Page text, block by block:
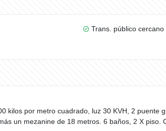
Trans. público cercano
kilos por metro cuadrado, luz 30 KVH, 2 puente
un mezanine de 18 metros. 6 baños, 2 X piso.